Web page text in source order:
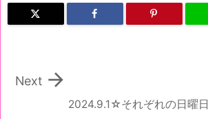
2024.9.1☆それぞれの日曜日

Next